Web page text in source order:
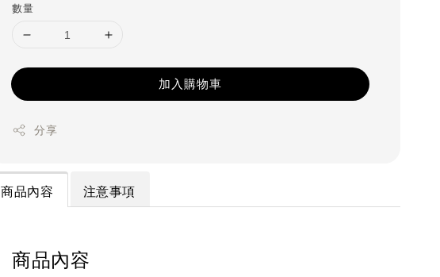
數量
加入購物車
分享
商品內容 注意事項
商品內容